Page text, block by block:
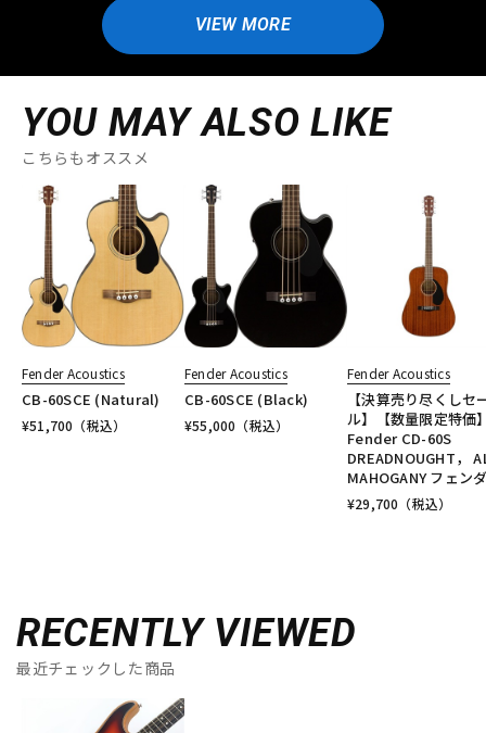
VIEW MORE
YOU MAY ALSO LIKE
こちらもオススメ
Fender Acoustics
CB-60SCE (Natural)
¥51,700 （税込）
Fender Acoustics
CB-60SCE (Black)
¥55,000 （税込）
Fender Acoustics
【決算売り尽くしセ
ル】【数量限定特価
Fender CD-60S
DREADNOUGHT，
MAHOGANY フェン
¥29,700 （税込）
RECENTLY VIEWED
最近チェックした商品